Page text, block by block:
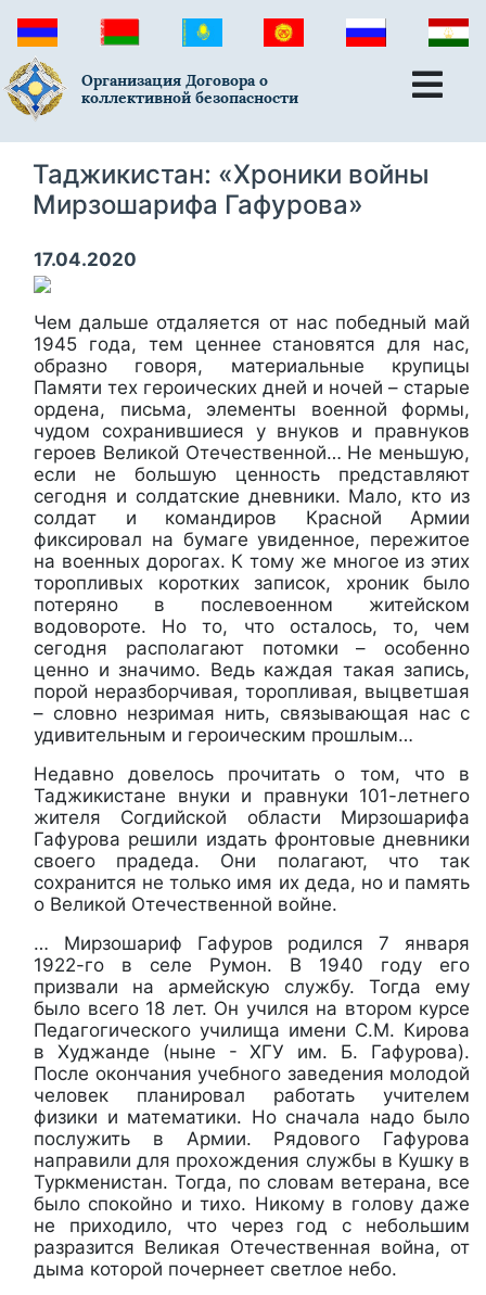
Организация Договора о
коллективной безопасности
Таджикистан: «Хроники войны
Мирзошарифа Гафурова»
17.04.2020
Чем дальше отдаляется от нас победный май
1945 года, тем ценнее становятся для нас,
образно говоря, материальные крупицы
Памяти тех героических дней и ночей – старые
ордена, письма, элементы военной формы,
чудом сохранившиеся у внуков и правнуков
героев Великой Отечественной… Не меньшую,
если не большую ценность представляют
сегодня и солдатские дневники. Мало, кто из
солдат и командиров Красной Армии
фиксировал на бумаге увиденное, пережитое
на военных дорогах. К тому же многое из этих
торопливых коротких записок, хроник было
потеряно в послевоенном житейском
водовороте. Но то, что осталось, то, чем
сегодня располагают потомки – особенно
ценно и значимо. Ведь каждая такая запись,
порой неразборчивая, торопливая, выцветшая
– словно незримая нить, связывающая нас с
удивительным и героическим прошлым…
Недавно довелось прочитать о том, что в
Таджикистане внуки и правнуки 101-летнего
жителя Согдийской области Мирзошарифа
Гафурова решили издать фронтовые дневники
своего прадеда. Они полагают, что так
сохранится не только имя их деда, но и память
о Великой Отечественной войне.
… Мирзошариф Гафуров родился 7 января
1922-го в селе Румон. В 1940 году его
призвали на армейскую службу. Тогда ему
было всего 18 лет. Он учился на втором курсе
Педагогического училища имени С.М. Кирова
в Худжанде (ныне - ХГУ им. Б. Гафурова).
После окончания учебного заведения молодой
человек планировал работать учителем
физики и математики. Но сначала надо было
послужить в Армии. Рядового Гафурова
направили для прохождения службы в Кушку в
Туркменистан. Тогда, по словам ветерана, все
было спокойно и тихо. Никому в голову даже
не приходило, что через год с небольшим
разразится Великая Отечественная война, от
дыма которой почернеет светлое небо.